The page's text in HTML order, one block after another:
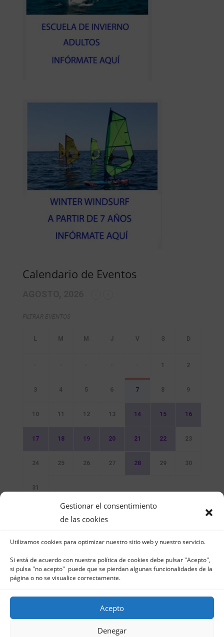
Gestionar el consentimiento
de las cookies
Utilizamos cookies para optimizar nuestro sitio web y nuestro servicio.
Si está de acuerdo con nuestra política de cookies debe pulsar "Acepto",
si pulsa "no acepto" puede que se pierdan algunas funcionalidades de la
página o no se visualice correctamente.
Acepto
Denegar
Calendario de Eventos
- - - - - 1 2
3 4 5 6 7 8 9
10 11 12 13 14 15 16
17 18 19 20 21 22 23
24 25 26 27 28 29 30
31
Sin Eventos
Club Naútico de Jávea - Muelle Norte s/n |
03730 Jávea – España | Tel. 965 791 025 | Fax.
965 796 008 | info@cnjavea.net